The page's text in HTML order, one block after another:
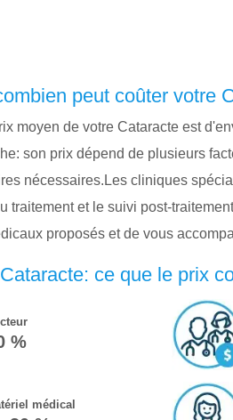
peut coûter votre
moyen de votre Cataracte est
son prix dépend de plusieurs
nécessaires.Les cliniques
traitement et le suivi post-
proposés et de vous
ce que le prix
%
médical